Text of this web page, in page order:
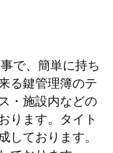
で、簡単に持ち
る鍵管理簿のテ
・施設内などの
ります。タイト
しております。